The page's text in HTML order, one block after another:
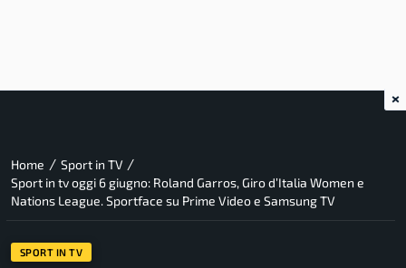
Home / Sport in TV /
Sport in tv oggi 6 giugno: Roland Garros, Giro d’Italia Women e
Nations League. Sportface su Prime Video e Samsung TV
SPORT IN TV
×